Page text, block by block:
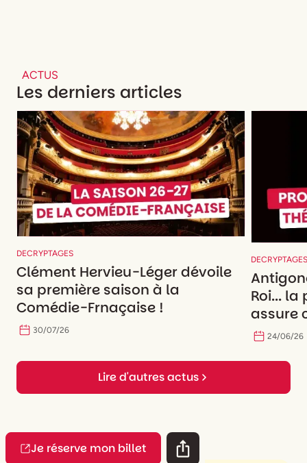
ACTUS
Les derniers articles
DECRYPTAGES
Clément Hervieu-Léger dévoile
sa première saison à la
Comédie-Frnaçaise !
30/07/26
Roi...
assure
24/06/26
Lire d'autres actus
Je réserve mon billet